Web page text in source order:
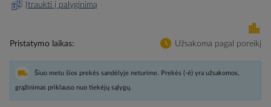
Įtraukti į palyginimą
Pristatymo laikas Užsakoma pagal poreikį
Šiuo metu šios prekės sandėlyje neturime. Prekės (-ė) yra užsakomos,
grąžinimas priklauso nuo tiekėjų sąlygų.